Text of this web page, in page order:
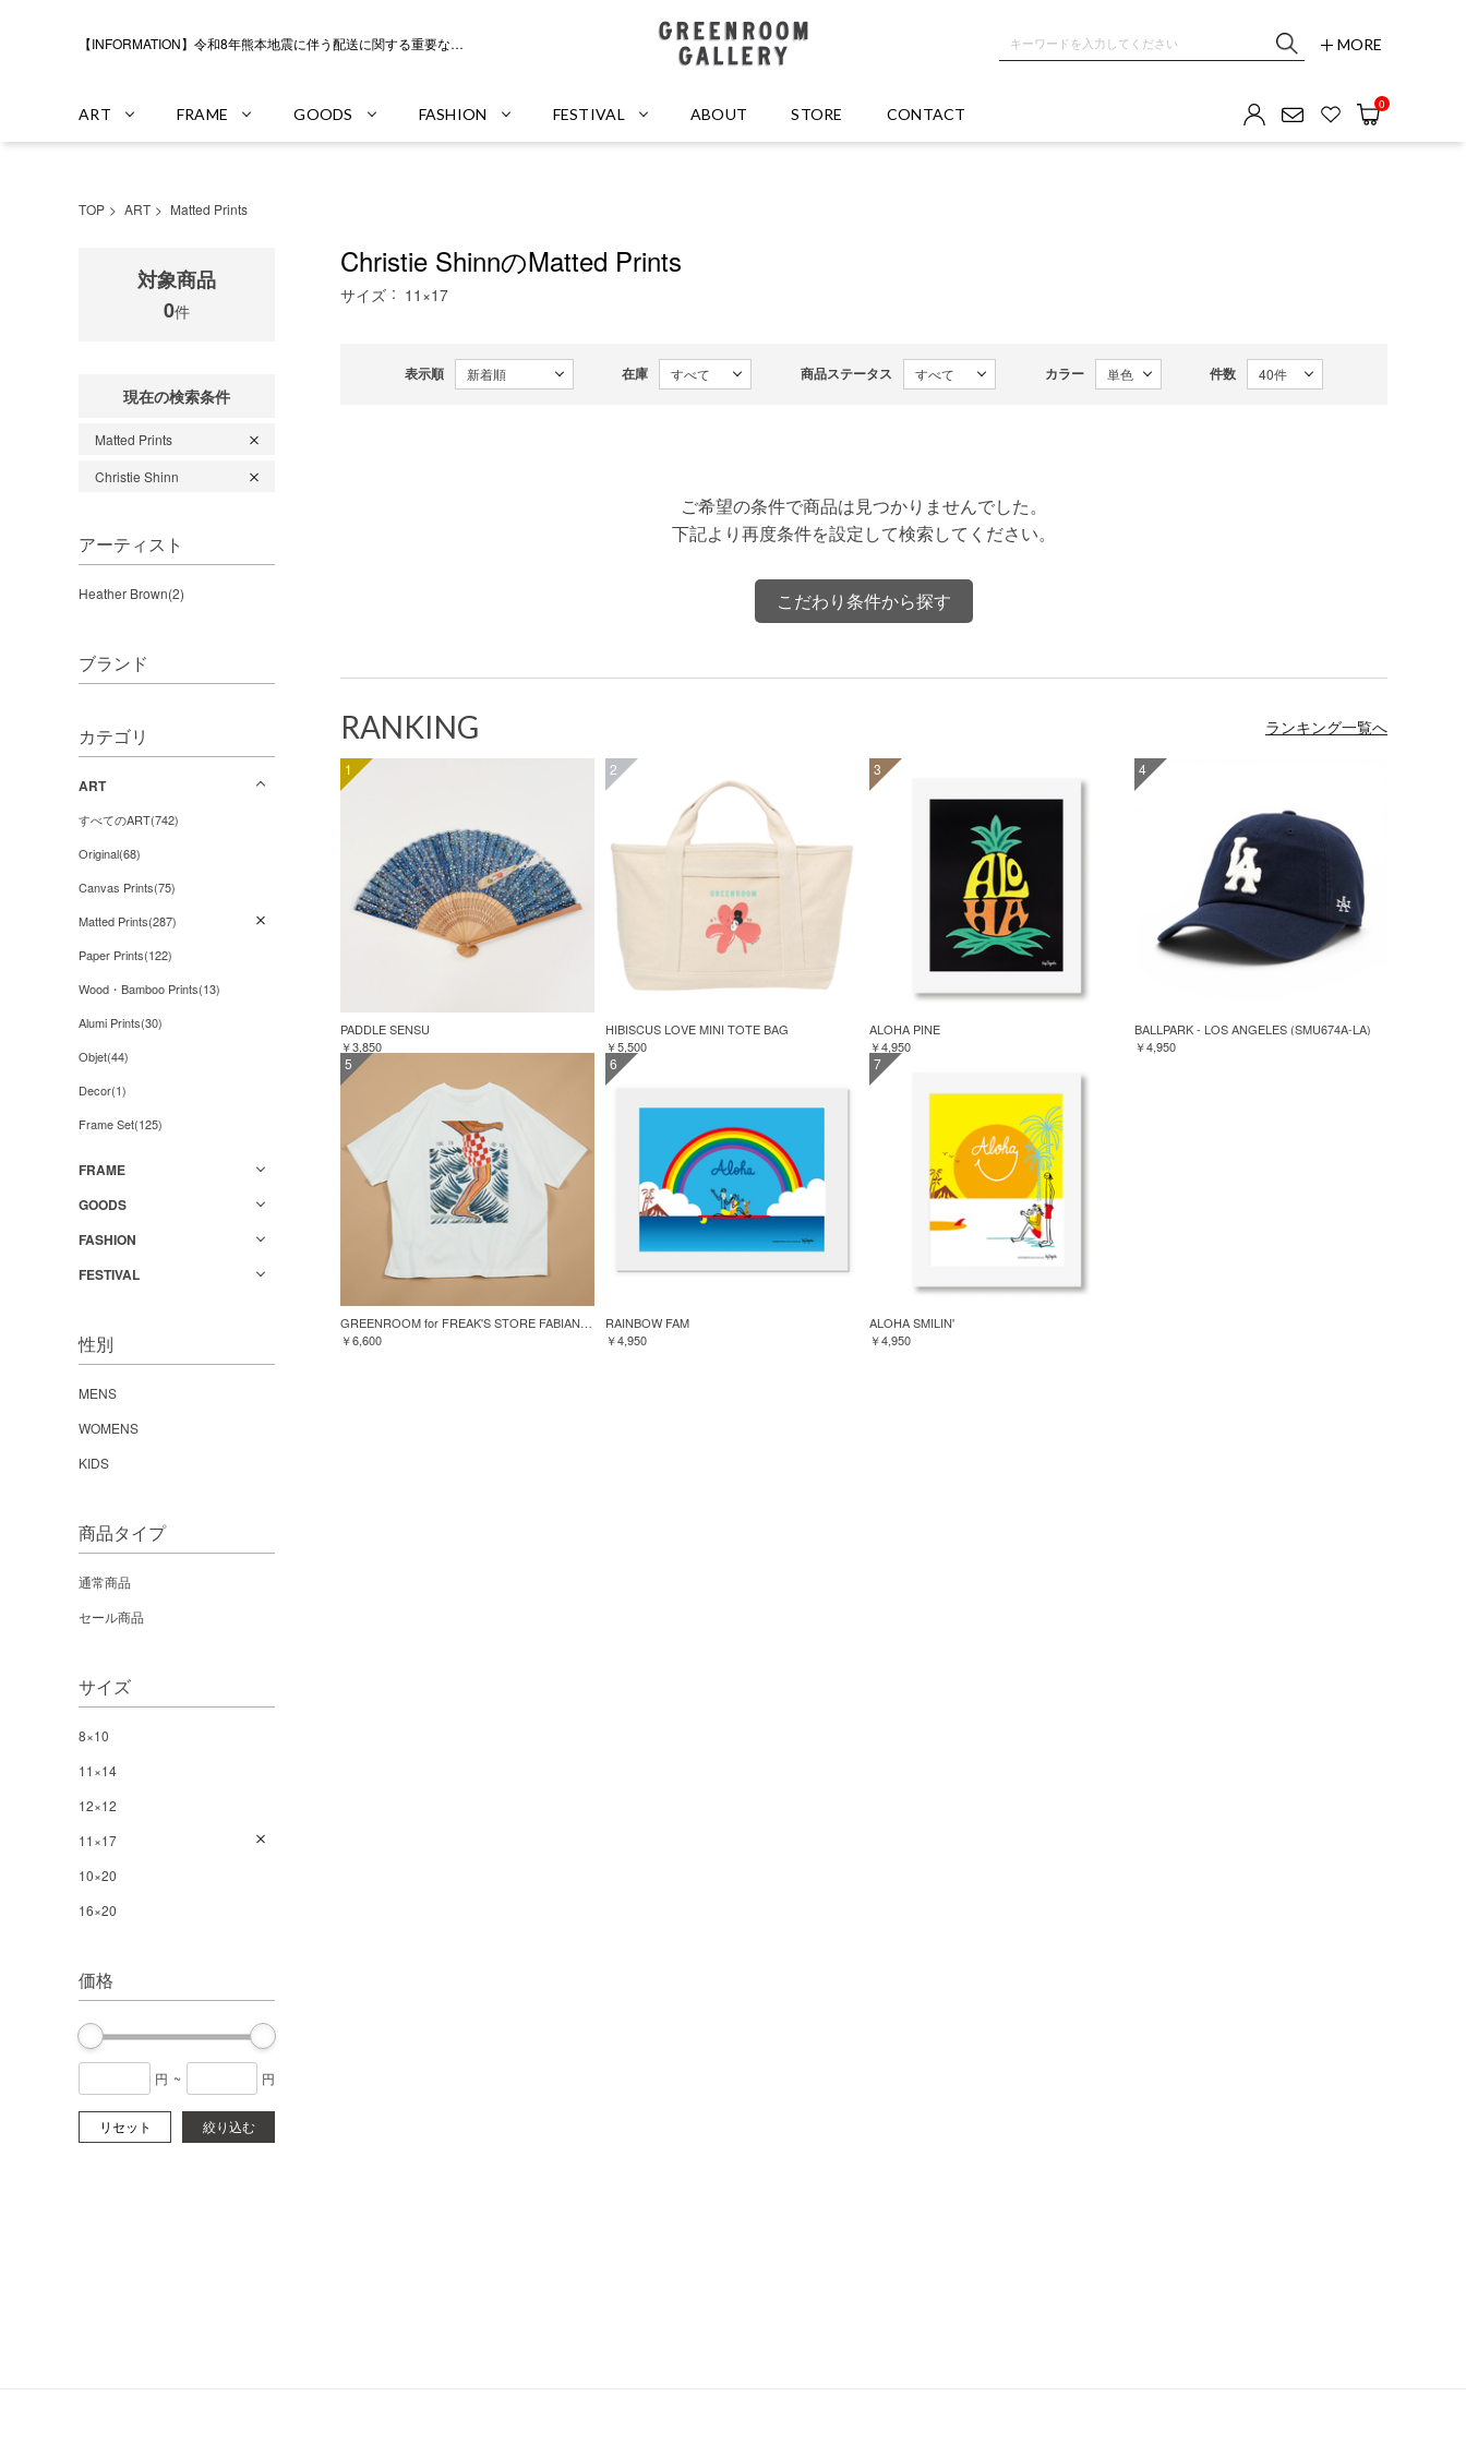
【INFORMATION】令和8年熊本地震に伴う配送に関する重要なお知らせ
MORE
ART FRAME GOODS FASHION FESTIVAL ABOUT STORE CONTACT
0
TOP ART Matted Prints
対象商品
0件
現在の検索条件
Matted Prints
Christie Shinn
アーティスト
Heather Brown(2)
ブランド
カテゴリ
ART
すべてのART(742)
Original(68)
Canvas Prints(75)
Matted Prints(287)
Paper Prints(122)
Wood・Bamboo Prints(13)
Alumi Prints(30)
Objet(44)
Decor(1)
Frame Set(125)
FRAME
GOODS
FASHION
FESTIVAL
性別
MENS
WOMENS
KIDS
商品タイプ
通常商品
セール商品
サイズ
8×10
11×14
12×12
11×17
10×20
16×20
価格
円 ~ 円
リセット 絞り込む
Christie ShinnのMatted Prints
サイズ 11×17
表示順 在庫 商品ステータス カラー 件数
ご希望の条件で商品は見つかりませんでした。
下記より再度条件を設定して検索してください。
こだわり条件から探す
RANKING ランキング一覧へ
1
PADDLE SENSU
￥3,850
2
HIBISCUS LOVE MINI TOTE BAG
￥5,500
3
ALOHA PINE
￥4,950
4
BALLPARK - LOS ANGELES (SMU674A-LA)
￥4,950
5
GREENROOM for FREAK'S STORE FABIAN LAVATER S/S TEE
￥6,600
6
RAINBOW FAM
￥4,950
7
ALOHA SMILIN'
￥4,950